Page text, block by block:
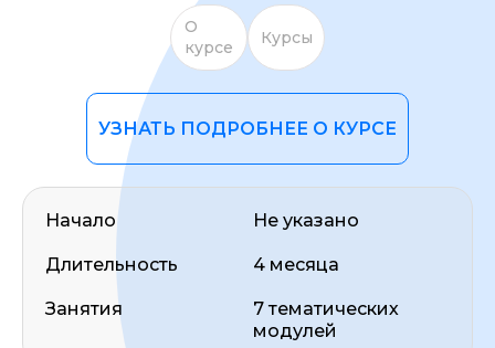
О
курсе
Курсы
УЗНАТЬ ПОДРОБНЕЕ О КУРСЕ
Начало
Длительность
Занятия
Не указано
4 месяца
7 тематических
модулей
ОСТАВИТЬ ОТЗЫВ